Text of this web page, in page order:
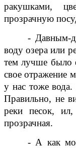
ракушками,
прозрачную
- Давным-
воду озера или
тем лучше было
свое отражение
у нас тоже
Правильно, не
реки песок,
прозрачная.
- А как